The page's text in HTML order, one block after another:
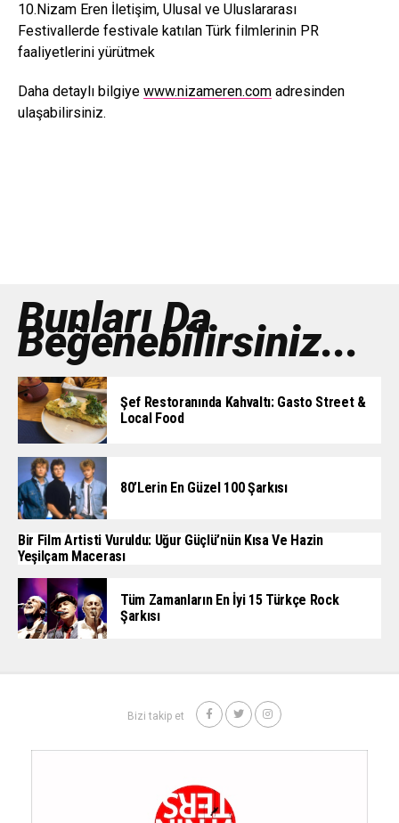
10.Nizam Eren İletişim, Ulusal ve Uluslararası
Festivallerde festivale katılan Türk filmlerinin PR
faaliyetlerini yürütmek
Daha detaylı bilgiye www.nizameren.com adresinden
ulaşabilirsiniz.
Bunları Da
Beğenebilirsiniz...
Şef Restoranında Kahvaltı: Gasto Street &
Local Food
80’lerin En Güzel 100 Şarkısı
Bir Film Artisti Vuruldu: Uğur Güçlü’nün Kısa Ve Hazin
Yeşilçam Macerası
Tüm Zamanların En İyi 15 Türkçe Rock
Şarkısı
Bizi takip et